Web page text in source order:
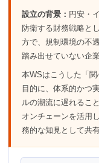
設立の背景： 円安・
防衛する財務戦略と
方で、規制環境の不
踏み出せていない企
本WSはこうした「
目的に、体系的かつ
ルの潮流に遅れるこ
オンチェーンを活用
務的な知見として共